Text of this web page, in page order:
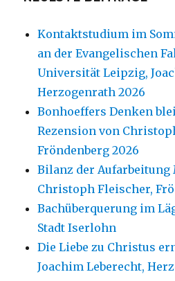
Kontaktstudium im
an der Evangelischen
Universität Leipzig,
Herzogenrath 2026
Bonhoeffers Denken
Rezension von
Fröndenberg 2026
Bilanz der Aufarbeitung
Christoph Fleischer,
Bachüberquerung im
Stadt Iserlohn
Die Liebe zu Christus
Joachim Leberecht,